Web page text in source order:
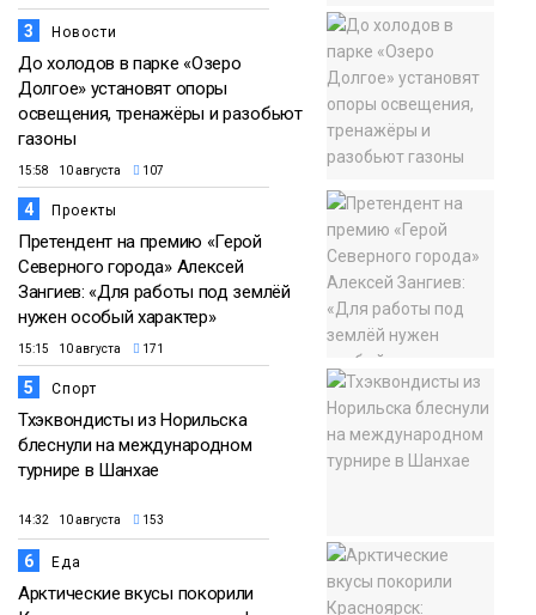
3 Новости
До холодов в парке «Озеро
Долгое» установят опоры
освещения, тренажёры и разобьют
газоны
15:58 10 августа 107
4 Проекты
Претендент на премию «Герой
Северного города» Алексей
Зангиев: «Для работы под землёй
нужен особый характер»
15:15 10 августа 171
5 Спорт
Тхэквондисты из Норильска
блеснули на международном
турнире в Шанхае
14:32 10 августа 153
6 Еда
Арктические вкусы покорили